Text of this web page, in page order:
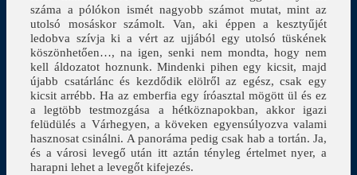
száma a pólókon ismét nagyobb számot mutat, mint az
utolsó mosáskor számolt. Van, aki éppen a kesztyűjét
ledobva szívja ki a vért az ujjából egy utolsó tüskének
köszönhetően…, na igen, senki nem mondta, hogy nem
kell áldozatot hoznunk. Mindenki pihen egy kicsit, majd
újabb csatárlánc és kezdődik elölről az egész, csak egy
kicsit arrébb. Ha az emberfia egy íróasztal mögött ül és ez
a legtöbb testmozgása a hétköznapokban, akkor igazi
felüdülés a Várhegyen, a köveken egyensúlyozva valami
hasznosat csinálni. A panoráma pedig csak hab a tortán. Ja,
és a városi levegő után itt aztán tényleg értelmet nyer, a
harapni lehet a levegőt kifejezés.